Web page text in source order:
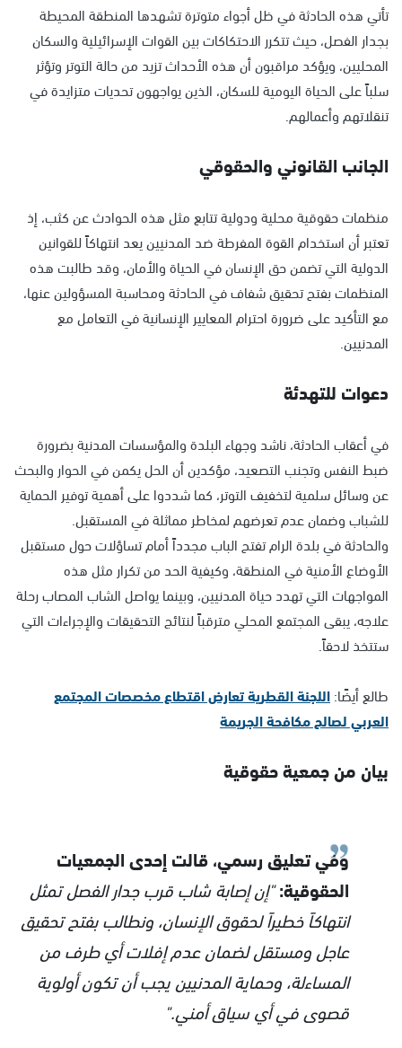
تأتي هذه الحادثة في ظل أجواء متوترة تشهدها المنطقة المحيطة
بجدار الفصل، حيث تتكرر الاحتكاكات بين القوات الإسرائيلية والسكان
المحليين، ويؤكد مراقبون أن هذه الأحداث تزيد من حالة التوتر وتؤثر
سلباً على الحياة اليومية للسكان، الذين يواجهون تحديات متزايدة في
تنقلاتهم وأعمالهم.
الجانب القانوني والحقوقي
منظمات حقوقية محلية ودولية تتابع مثل هذه الحوادث عن كثب، إذ
تعتبر أن استخدام القوة المفرطة ضد المدنيين يعد انتهاكاً للقوانين
الدولية التي تضمن حق الإنسان في الحياة والأمان، وقد طالبت هذه
المنظمات بفتح تحقيق شفاف في الحادثة ومحاسبة المسؤولين عنها،
مع التأكيد على ضرورة احترام المعايير الإنسانية في التعامل مع
المدنيين.
دعوات للتهدئة
في أعقاب الحادثة، ناشد وجهاء البلدة والمؤسسات المدنية بضرورة
ضبط النفس وتجنب التصعيد، مؤكدين أن الحل يكمن في الحوار والبحث
عن وسائل سلمية لتخفيف التوتر، كما شددوا على أهمية توفير الحماية
للشباب وضمان عدم تعرضهم لمخاطر مماثلة في المستقبل.
والحادثة في بلدة الرام تفتح الباب مجدداً أمام تساؤلات حول مستقبل
الأوضاع الأمنية في المنطقة، وكيفية الحد من تكرار مثل هذه
المواجهات التي تهدد حياة المدنيين، وبينما يواصل الشاب المصاب رحلة
علاجه، يبقى المجتمع المحلي مترقباً لنتائج التحقيقات والإجراءات التي
ستتخذ لاحقاً.
طالع أيضًا:اللجنة القطرية تعارض اقتطاع مخصصات المجتمع
العربي لصالح مكافحة الجريمة
بيان من جمعية حقوقية
وفي تعليق رسمي، قالت إحدى الجمعيات
الحقوقية:"إن إصابة شاب قرب جدار الفصل تمثل
انتهاكاً خطيراً لحقوق الإنسان، ونطالب بفتح تحقيق
عاجل ومستقل لضمان عدم إفلات أي طرف من
المساءلة، وحماية المدنيين يجب أن تكون أولوية
قصوى في أي سياق أمني."